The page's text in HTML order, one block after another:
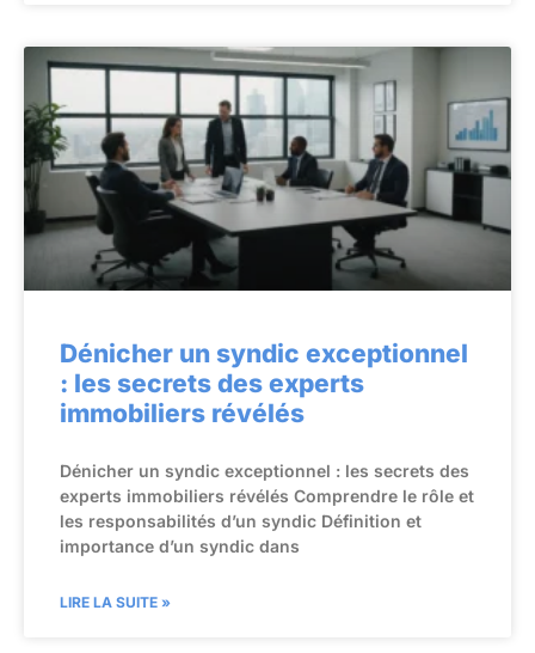
Dénicher un syndic exceptionnel
: les secrets des experts
immobiliers révélés
Dénicher un syndic exceptionnel : les secrets des
experts immobiliers révélés Comprendre le rôle et
les responsabilités d’un syndic Définition et
importance d’un syndic dans
LIRE LA SUITE »